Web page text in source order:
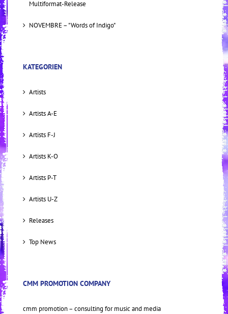
Multiformat-Release
NOVEMBRE – "Words of Indigo"
KATEGORIEN
Artists
Artists A-E
Artists F-J
Artists K-O
Artists P-T
Artists U-Z
Releases
Top News
CMM PROMOTION COMPANY
cmm promotion – consulting for music and media